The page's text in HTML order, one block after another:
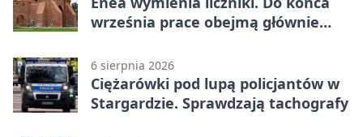
września prace obejmą głównie
6 sierpnia 2026
Ciężarówki pod lupą policjantów w
Stargardzie. Sprawdzają tachografy